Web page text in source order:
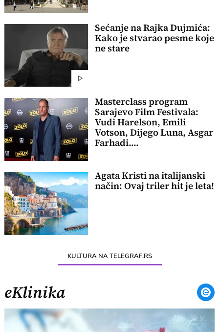
Sećanje na Rajka Dujmića:
Kako je stvarao pesme koje
ne stare
Masterclass program
Sarajevo Film Festivala:
Vudi Harelson, Emili
Votson, Dijego Luna, Asgar
Farhadi....
Agata Kristi na italijanski
način: Ovaj triler hit je leta!
KULTURA NA TELEGRAF.RS
eKlinika